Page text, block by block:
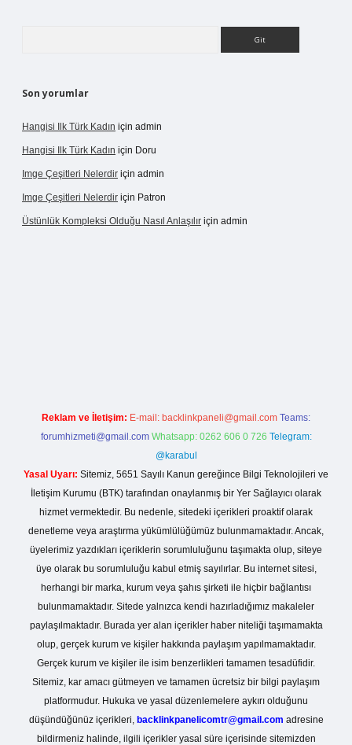
Son yorumlar
Hangisi Ilk Türk Kadın için admin
Hangisi Ilk Türk Kadın için Doru
Imge Çeşitleri Nelerdir için admin
Imge Çeşitleri Nelerdir için Patron
Üstünlük Kompleksi Olduğu Nasıl Anlaşılır için admin
Reklam ve İletişim: E-mail: backlinkpaneli@gmail.com Teams:
forumhizmeti@gmail.com Whatsapp: 0262 606 0 726 Telegram:
@karabul
Yasal Uyarı: Sitemiz, 5651 Sayılı Kanun gereğince Bilgi Teknolojileri ve
İletişim Kurumu (BTK) tarafından onaylanmış bir Yer Sağlayıcı olarak
hizmet vermektedir. Bu nedenle, sitedeki içerikleri proaktif olarak
denetleme veya araştırma yükümlülüğümüz bulunmamaktadır. Ancak,
üyelerimiz yazdıkları içeriklerin sorumluluğunu taşımakta olup, siteye
üye olarak bu sorumluluğu kabul etmiş sayılırlar. Bu internet sitesi,
herhangi bir marka, kurum veya şahıs şirketi ile hiçbir bağlantısı
bulunmamaktadır. Sitede yalnızca kendi hazırladığımız makaleler
paylaşılmaktadır. Burada yer alan içerikler haber niteliği taşımamakta
olup, gerçek kurum ve kişiler hakkında paylaşım yapılmamaktadır.
Gerçek kurum ve kişiler ile isim benzerlikleri tamamen tesadüfidir.
Sitemiz, kar amacı gütmeyen ve tamamen ücretsiz bir bilgi paylaşım
platformudur. Hukuka ve yasal düzenlemelere aykırı olduğunu
düşündüğünüz içerikleri, backlinkpanelicomtr@gmail.com adresine
bildirmeniz halinde, ilgili içerikler yasal süre içerisinde sitemizden